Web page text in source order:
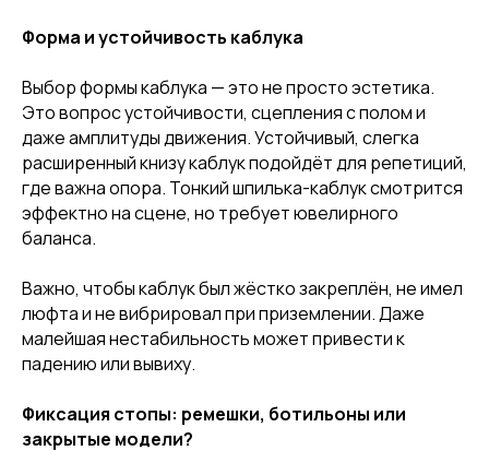
Форма и устойчивость каблука
Выбор формы каблука — это не просто эстетика.
Это вопрос устойчивости, сцепления с полом и
даже амплитуды движения. Устойчивый, слегка
расширенный книзу каблук подойдёт для репетиций,
где важна опора. Тонкий шпилька-каблук смотрится
эффектно на сцене, но требует ювелирного
баланса.
Важно, чтобы каблук был жёстко закреплён, не имел
люфта и не вибрировал при приземлении. Даже
малейшая нестабильность может привести к
падению или вывиху.
Фиксация стопы: ремешки, ботильоны или
закрытые модели?